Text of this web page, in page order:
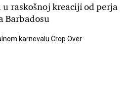
raskošnoj kreaciji od perja
Barbadosu
karnevalu Crop Over